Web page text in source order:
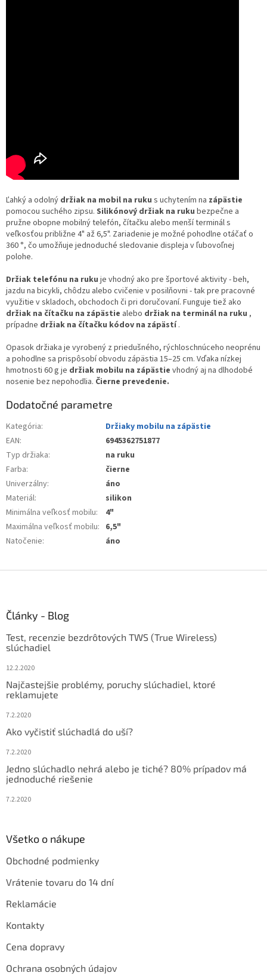
Ľahký a odolný držiak na mobil na ruku s uchytením na zápästie
pomocou suchého zipsu. Silikónový držiak na ruku bezpečne a
pružne obopne mobilný telefón, čítačku alebo menší terminál s
veľkosťou približne 4" až 6,5". Zariadenie je možné pohodlne otáčať o
360 °, čo umožňuje jednoduché sledovanie displeja v ľubovoľnej
polohe.
Držiak telefónu na ruku je vhodný ako pre športové aktivity - beh,
jazdu na bicykli, chôdzu alebo cvičenie v posilňovni - tak pre pracovné
využitie v skladoch, obchodoch či pri doručovaní. Funguje tiež ako
držiak na čítačku na zápästie alebo držiak na terminál na ruku ,
prípadne držiak na čítačku kódov na zápästí.
Opasok držiaka je vyrobený z priedušného, ​​rýchloschnúceho neoprénu
a pohodlne sa prispôsobí obvodu zápästia 15–25 cm. Vďaka nízkej
hmotnosti 60 g je držiak mobilu na zápästie vhodný aj na dlhodobé
nosenie bez nepohodlia. Čierne prevedenie.
Dodatočné parametre
Kategória:
Držiaky mobilu na zápästie
EAN:
6945362751877
Typ držiaka:
na ruku
Farba:
čierne
Univerzálny:
áno
Materiál:
silikon
Minimálna veľkosť mobilu:
4"
Maximálna veľkosť mobilu: 6,5"
Natočenie: áno
Články - Blog
Test, recenzie bezdrôtových TWS (True Wireless)
slúchadiel
12.2.2020
Najčastejšie problémy, poruchy slúchadiel, ktoré
reklamujete
7.2.2020
Ako vyčistiť slúchadlá do uší?
7.2.2020
Jedno slúchadlo nehrá alebo je tiché? 80% prípadov má
jednoduché riešenie
7.2.2020
Všetko o nákupe
Obchodné podmienky
Vrátenie tovaru do 14 dní
Reklamácie
Kontakty
Cena dopravy
Ochrana osobných údajov